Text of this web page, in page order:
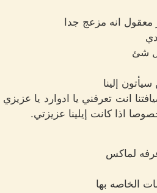
معقول انه مزعج جدا
شئ
إلينا
انت تعرفني يا ادوارد يا عزيزي
اذا كانت إيلينا عزيزتي.
لماكس
الخاصه بها